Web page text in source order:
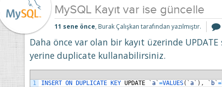
MySQL Kayıt var ise güncelle
11 sene önce, Burak Çalışkan tarafından yazılmıştır.
Daha önce var olan bir kayıt üzerinde UPDATE
yerine duplicate kullanabilirsiniz.
1 INSERT ON DUPLICATE KEY UPDATE `a `=VALUES( `a ` ) , ` b `=